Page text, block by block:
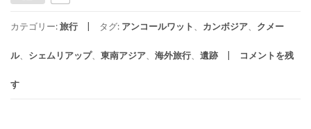
カテゴリー:旅行 タグ: アンコールワット カンボジア クメー
ル、 シェムリアップ、 東南アジア 海外旅行 遺跡 コメントを残
す